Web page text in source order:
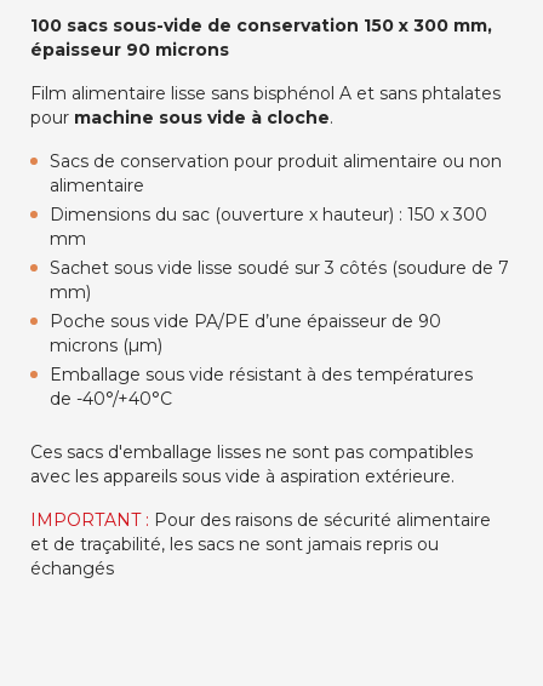
100 sacs sous-vide de conservation 150 x 300 mm,
épaisseur 90 microns
Film alimentaire lisse sans bisphénol A et sans phtalates
pour machine sous vide à cloche.
Sacs de conservation pour produit alimentaire ou non
alimentaire
Dimensions du sac (ouverture x hauteur) : 150 x 300
mm
Sachet sous vide lisse soudé sur 3 côtés (soudure de 7
mm)
Poche sous vide PA/PE d’une épaisseur de 90
microns (µm)
Emballage sous vide résistant à des températures
de -40°/+40°C
Ces sacs d'emballage lisses ne sont pas compatibles
avec les appareils sous vide à aspiration extérieure.
IMPORTANT : Pour des raisons de sécurité alimentaire
et de traçabilité, les sacs ne sont jamais repris ou
échangés